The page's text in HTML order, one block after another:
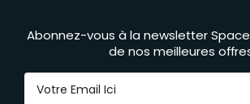
Abonnez-vous à la newsletter
de nos meilleures